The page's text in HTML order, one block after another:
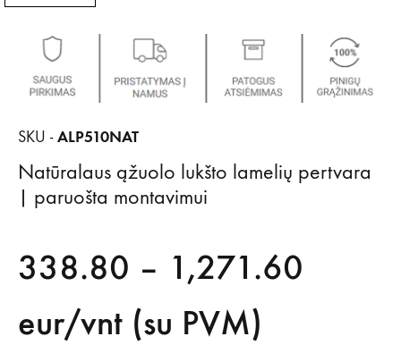
SKU -ALP510NAT
Natūralaus ąžuolo lukšto lamelių pertvara
| paruošta montavimui
338.80 – 1,271.60
eur/vnt (su PVM)